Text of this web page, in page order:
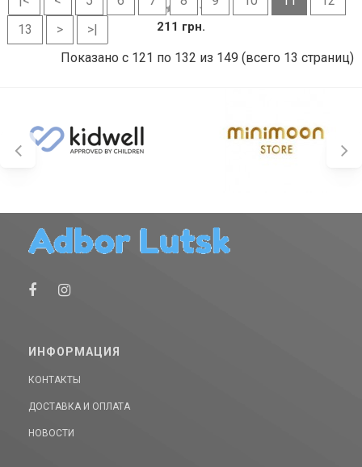
211 грн.
13
>
>|
Показано с 121 по 132 из 149 (всего 13 страниц)
ИНФОРМАЦИЯ
КОНТАКТЫ
ДОСТАВКА И ОПЛАТА
НОВОСТИ